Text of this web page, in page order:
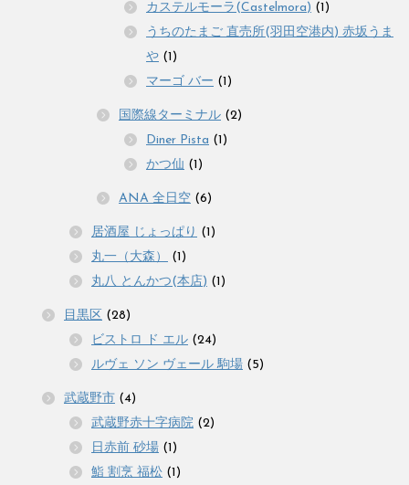
カステルモーラ(Castelmora) (1)
うちのたまご 直売所(羽田空港内) 赤坂うま
や (1)
マーゴ バー (1)
国際線ターミナル (2)
Diner Pista (1)
かつ仙 (1)
ANA 全日空 (6)
居酒屋 じょっぱり (1)
丸一（大森）
(1)
丸八 とんかつ(本店) (1)
目黒区 (28)
ビストロ ド エル (24)
ルヴェ ソン ヴェール 駒場 (5)
武蔵野市 (4)
武蔵野赤十字病院 (2)
日赤前 砂場 (1)
鮨 割烹 福松 (1)